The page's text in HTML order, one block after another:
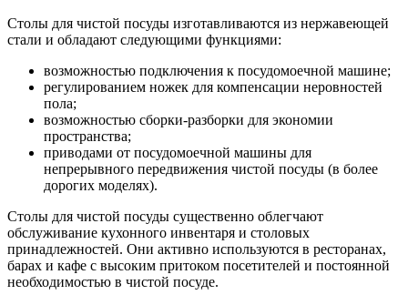
Столы для чистой посуды изготавливаются из нержавеющей
стали и обладают следующими функциями:
возможностью подключения к посудомоечной машине;
регулированием ножек для компенсации неровностей
пола;
возможностью сборки-разборки для экономии
пространства;
приводами от посудомоечной машины для
непрерывного передвижения чистой посуды (в более
дорогих моделях).
Столы для чистой посуды существенно облегчают
обслуживание кухонного инвентаря и столовых
принадлежностей. Они активно используются в ресторанах,
барах и кафе с высоким притоком посетителей и постоянной
необходимостью в чистой посуде.